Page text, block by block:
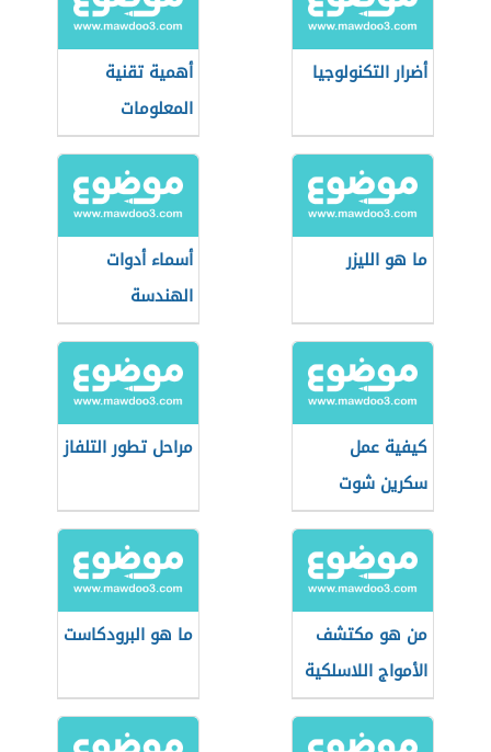
أضرار التكنولوجيا
أهمية تقنية
المعلومات
ما هو الليزر
أسماء أدوات
الهندسة
الميكانيكية
كيفية عمل
سكرين شوت
مراحل تطور التلفاز
من هو مكتشف
الأمواج اللاسلكية
ما هو البرودكاست